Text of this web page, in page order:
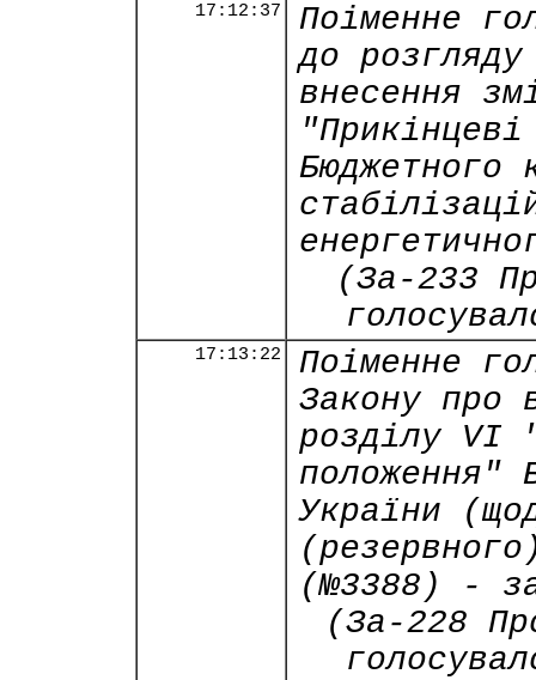
17:12:37
Поіменне
до
внесення
Бюджетного
(За-233
17:13:22
Поіменне
Закону про
розділу VI
положення"
України
(№3388) -
(За-228